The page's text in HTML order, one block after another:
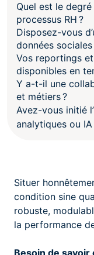
Quel est le
processus RH ?
Disposez-vous
données sociales
Vos reportings
disponibles en
Y a-t-il une
et métiers ?
Avez-vous initié
analytiques ou IA
Situer
condition sine
robuste,
la performance